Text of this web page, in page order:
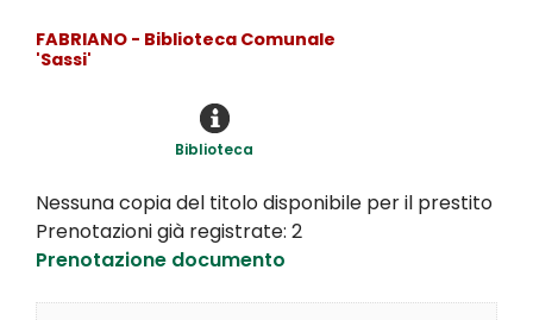
FABRIANO - Biblioteca Comunale
'Sassi'
Biblioteca
Nessuna copia del titolo disponibile per il prestito
Prenotazioni già registrate: 2
Prenotazione documento